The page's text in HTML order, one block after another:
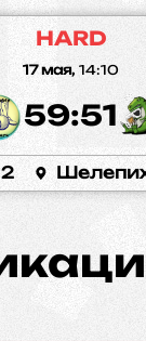
HARD
17 мая, 14:10
59:51
2